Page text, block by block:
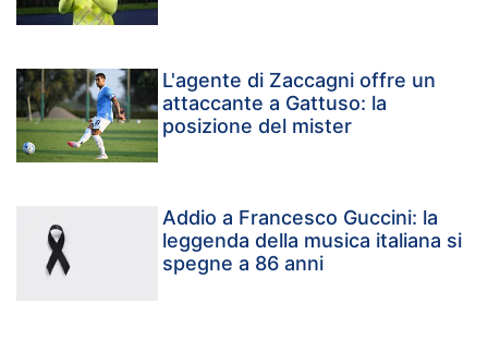
L'agente di Zaccagni offre un
attaccante a Gattuso: la
posizione del mister
Addio a Francesco Guccini: la
leggenda della musica italiana si
spegne a 86 anni